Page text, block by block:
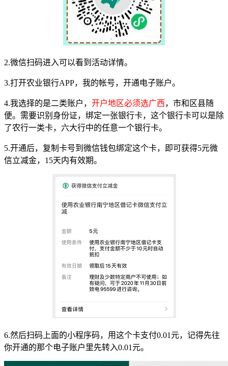
2.微信扫码进入可以看到活动详情。
3.打开农业银行APP，我的帐号，开通电子账户。
4.我选择的是二类账户， 开户地区必须选广西，市和区县随
便。需要识别身份证，绑定一张银行卡，这个银行卡可以是除
了农行一类卡，六大行中的任意一个银行卡。
5.开通后，复制卡号到微信钱包绑定这个卡，即可获得5元微
信立减金，15天内有效期。
6.然后扫码上面的小程序码，用这个卡支付0.01元，记得先往
你开通的那个电子账户里先转入0.01元。